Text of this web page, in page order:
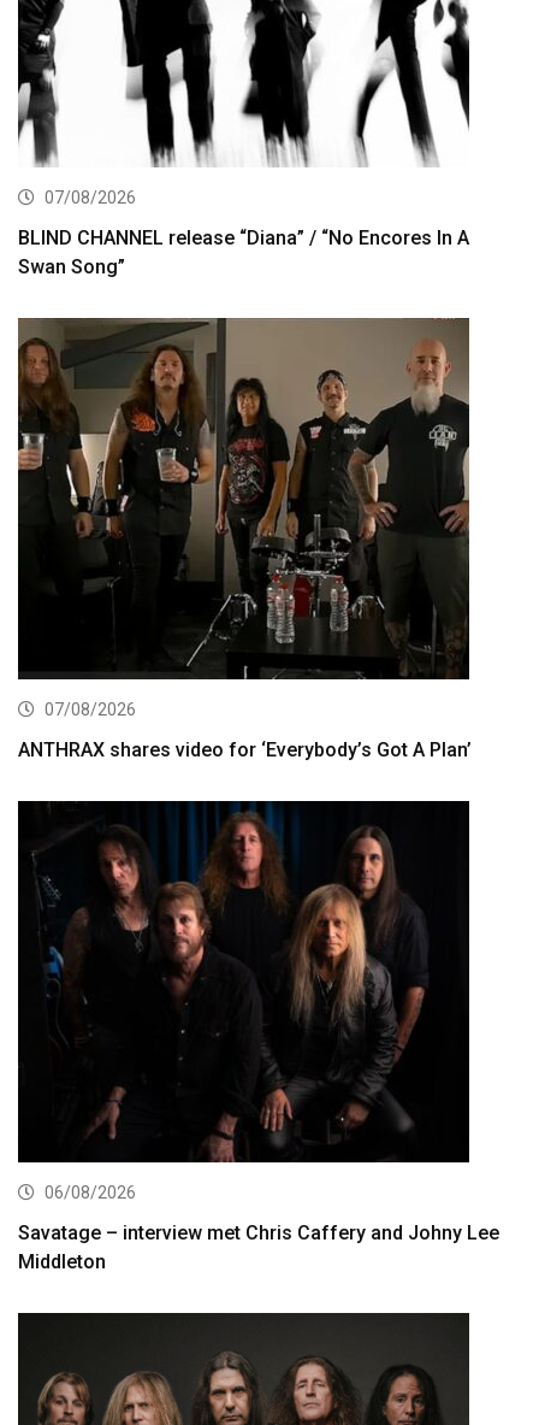
07/08/2026
BLIND CHANNEL release “Diana” / “No Encores In A
Swan Song”
07/08/2026
ANTHRAX shares video for ‘Everybody’s Got A Plan’
06/08/2026
Savatage – interview met Chris Caffery and Johny Lee
Middleton